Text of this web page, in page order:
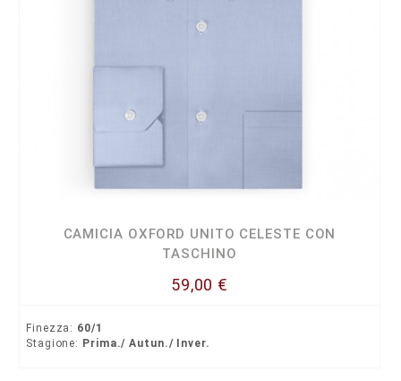
CAMICIA OXFORD UNITO CELESTE CON
TASCHINO
59,00 €
Finezza: 60/1
Stagione: Prima./ Autun./ Inver.